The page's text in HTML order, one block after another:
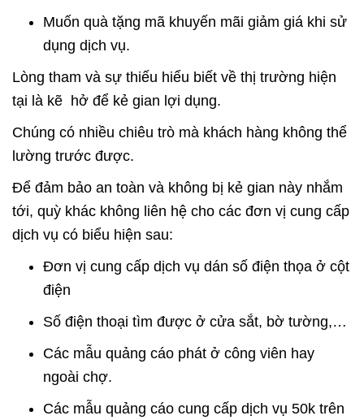
Muốn quà tặng mã khuyến mãi giảm giá khi sử
dụng dịch vụ.
Lòng tham và sự thiếu hiểu biết về thị trường hiện
tại là kẽ hở để kẻ gian lợi dụng.
Chúng có nhiều chiêu trò mà khách hàng không thể
lường trước được.
Để đảm bảo an toàn và không bị kẻ gian này nhắm
tới, quỳ khác không liên hệ cho các đơn vị cung cấp
dịch vụ có biểu hiện sau:
Đơn vị cung cấp dịch vụ dán số điện thọa ở cột
điện
Số điện thoại tìm được ở cửa sắt, bờ tường,…
Các mẫu quảng cáo phát ở công viên hay
ngoài chợ.
Các mẫu quảng cáo cung cấp dịch vụ 50k trên